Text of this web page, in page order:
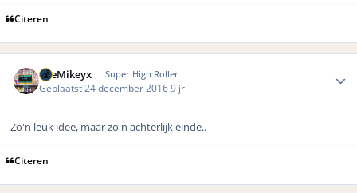
Citeren
TheMikeyx Super High Roller
Geplaatst 24 december 20169 jr
Zo'n leuk idee, maar zo'n achterlijk einde..
Citeren